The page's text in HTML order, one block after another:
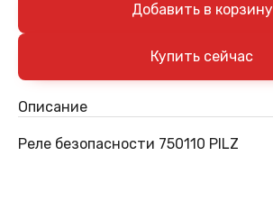
Добавить в корзину
Описание
Реле безопасности 750110 PILZ